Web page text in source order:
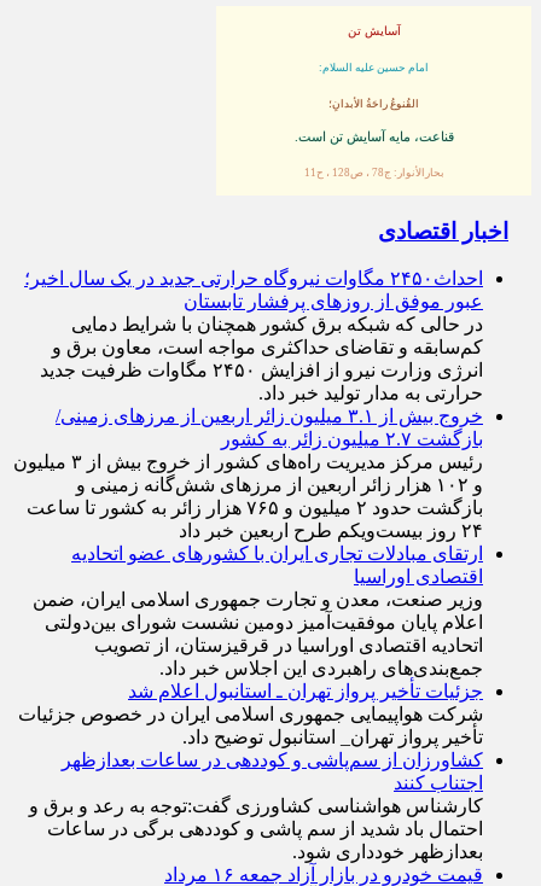
قناعت، مايه آسايش تن است.
عبور موفق از روز‌های پرفشار تابستان
در حالی که شبکه برق کشور همچنان با شرایط دمایی
کم‌سابقه و تقاضای حداکثری مواجه است، معاون برق و
انرژی وزارت نیرو از افزایش ۲۴۵۰ مگاوات ظرفیت جدید
حرارتی به مدار تولید خبر داد.
خروج بیش از ۳.۱ میلیون زائر اربعین از مرزهای زمینی/
بازگشت ۲.۷ میلیون زائر به کشور
و ۱۰۲ هزار زائر اربعین از مرزهای شش‌گانه زمینی و
بازگشت حدود ۲ میلیون و ۷۶۵ هزار زائر به کشور تا ساعت
۲۴ روز بیست‌ویکم طرح اربعین خبر داد
ارتقای مبادلات تجاری ایران با کشور‌های عضو اتحادیه
اقتصادی اوراسیا
وزیر صنعت، معدن و تجارت جمهوری اسلامی ایران، ضمن
اعلام پایان موفقیت‌آمیز دومین نشست شورای بین‌دولتی
اتحادیه اقتصادی اوراسیا در قرقیزستان، از تصویب
جمع‌بندی‌های راهبردی این اجلاس خبر داد.
جزئیات تأخیر پرواز تهران ـ استانبول اعلام شد
شرکت هواپیمایی جمهوری اسلامی ایران در خصوص جزئیات
تأخیر پرواز تهران_ استانبول توضیح داد.
کشاورزان از سم‌پاشی و کوددهی در ساعات بعدازظهر
اجتناب کنند
کارشناس هواشناسی کشاورزی گفت:توجه به رعد و برق و
احتمال باد شدید از سم پاشی و کوددهی برگی در ساعات
بعدازظهر خودداری شود.
قیمت خودرو در بازار آزاد جمعه ۱۶ مرداد